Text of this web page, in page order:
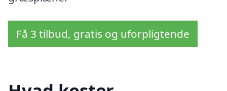
Få 3 tilbud, gratis og uforpligtende